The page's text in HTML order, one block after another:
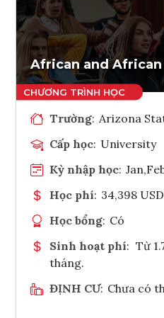
African and
Trường: Arizona
Cấp học: University
Kỳ nhập học:
Học phí: 34,398 USD
Học bổng: Có
Sinh hoạt phí: Từ
tháng.
ĐỊNH CƯ: Chưa có